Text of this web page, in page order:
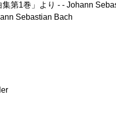
第1巻」より - - Johann
Sebastian Bach